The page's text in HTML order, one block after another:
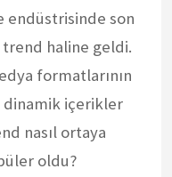
endüstrisinde son
trend haline geldi.
formatlarının
dinamik içerikler
nasıl ortaya
oldu?